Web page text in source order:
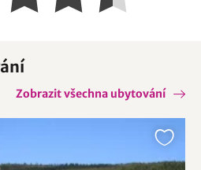
Zobrazit všechna ubytování